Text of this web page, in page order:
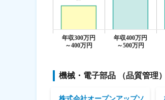
機械・電子部品 （品質管理）